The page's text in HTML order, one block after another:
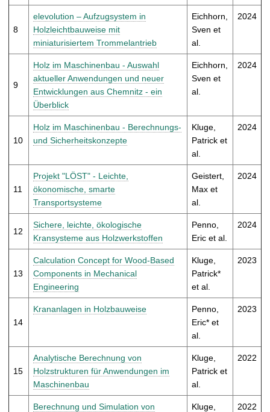
8
elevolution – Aufzugsystem in
Holzleichtbauweise mit
miniaturisiertem Trommelantrieb
Eichhorn,
Sven et
al.
2024
9
Holz im Maschinenbau - Auswahl
aktueller Anwendungen und neuer
Entwicklungen aus Chemnitz - ein
Überblick
Eichhorn,
Sven et
al.
2024
10
Holz im Maschinenbau - Berechnungs-
und Sicherheitskonzepte
Kluge,
Patrick et
al.
2024
11
Projekt "LÖST" - Leichte,
ökonomische, smarte
Transportsysteme
Geistert,
Max et
al.
2024
12
Sichere, leichte, ökologische
Kransysteme aus Holzwerkstoffen
Penno,
Eric et al.
2024
13
Calculation Concept for Wood-Based
Components in Mechanical
Engineering
Kluge,
Patrick*
et al.
2023
14
Krananlagen in Holzbauweise
Penno,
Eric* et
al.
2023
15
Analytische Berechnung von
Holzstrukturen für Anwendungen im
Maschinenbau
Kluge,
Patrick et
al.
2022
Berechnung und Simulation von
Kluge,
2022